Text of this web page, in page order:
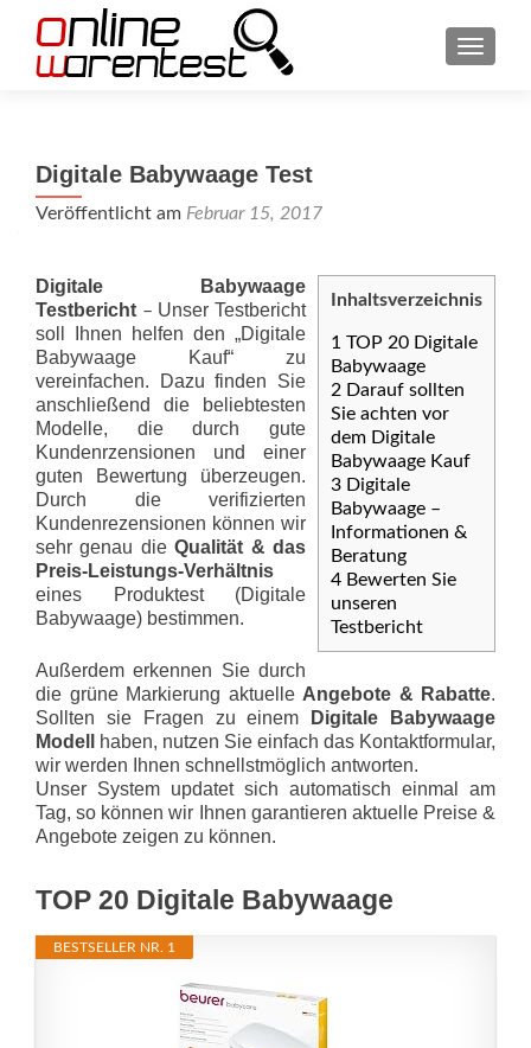
Digitale Babywaage Test
Veröffentlicht am Februar 15, 2017
Inhaltsverzeichnis
1 TOP 20 Digitale
Babywaage
2 Darauf sollten
Sie achten vor
dem Digitale
Babywaage Kauf
3 Digitale
Babywaage –
Informationen &
Beratung
4 Bewerten Sie
unseren
Testbericht
Digitale Babywaage
Testbericht – Unser Testbericht
soll Ihnen helfen den „Digitale
Babywaage Kauf“ zu
vereinfachen. Dazu finden Sie
anschließend die beliebtesten
Modelle, die durch gute
Kundenrzensionen und einer
guten Bewertung überzeugen.
Durch die verifizierten
Kundenrezensionen können wir
sehr genau dieQualität & das
Preis-Leis­tungs-Ver­hält­nis
eines Produktest (Digitale
Babywaage) bestimmen.
Außerdem erkennen Sie durch
die grüne Markierung aktuelle Angebote & Rabatte.
Sollten sie Fragen zu einem
Digitale Babywaage
Modell
haben, nutzen Sie einfach das Kontaktformular,
wir werden Ihnen schnellstmöglich antworten.
Unser System updatet sich automatisch einmal am
Tag, so können wir Ihnen garantieren aktuelle Preise &
Angebote zeigen zu können.
TOP 20 Digitale Babywaage
BESTSELLER NR. 1